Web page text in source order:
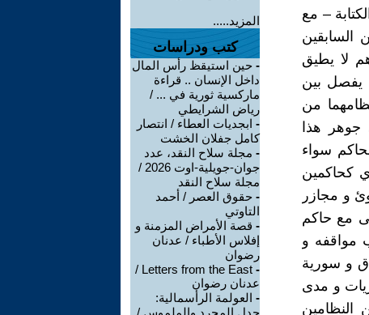
– مع
السابقين
لا يطيق
يفصل بين
من
جوهر هذا
سواء
كحاكمين
و مجازر
مع حاكم
مواقفه و
و سورية
و مدى
النظامين
المزيد.....
كتب ودراسات
- حين استيقظ رأس المال
داخل الإنسان .. قراءة
ماركسية ثورية في ... /
رياض الشرايطي
- ابجديات العطاء / انتصار
كامل جفلان الخشت
- مجلة سلاح النقد، عدد
جوان-جويلية-اوت 2026 /
مجلة سلاح النقد
- حقوق العصر / أحمد
التاوتي
- قصة الأمراض المزمنة و
إفلاس الأطباء / عدنان
رضوان
-
Letters from the East /
عدنان رضوان
- العولمة الرأسمالية:
جدل المجرد والملموس /